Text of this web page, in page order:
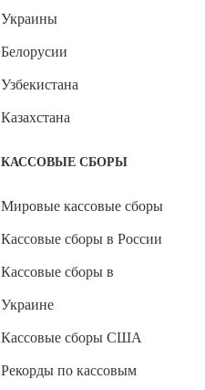
Украины
Белорусии
Узбекистана
Казахстана
КАССОВЫЕ СБОРЫ
Мировые кассовые сборы
Кассовые сборы в России
Кассовые сборы в
Украине
Кассовые сборы США
Рекорды по кассовым